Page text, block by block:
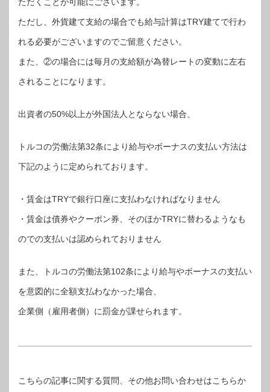
ただし、外貨建て支給の場合でも給与計算はTRY建てで行わ
れる必要がございますのでご留意ください。
また、②の場合には毎月の支給額が為替レートの変動に左右
されることになります。
出資者の50%以上が外国法人とならない場合、
トルコの労働法第32条により給与やボーナスの支払い方法は
下記のように定められております。
・賃金はTRYで銀行口座に支払わなければなりません
・賃金は債券やクーポン券、そのほかTRYに替わるようなも
のでの支払いは認められておりません
また、トルコの労働法第102条により給与やボーナスの支払い
を意図的に全額支払わなかった場合、
企業側（雇用者側）に罰金が課せられます。
こちらの記事に関する質問、その他お問い合わせはこちらか